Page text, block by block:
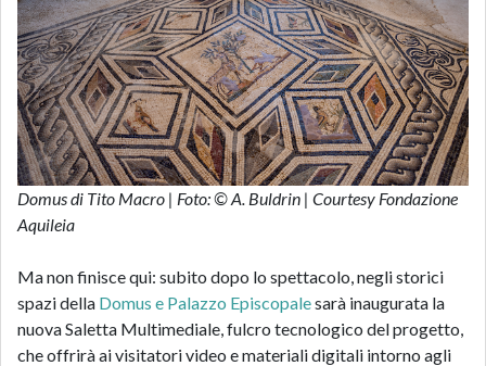
Domus di Tito Macro | Foto: © A. Buldrin | Courtesy Fondazione
Aquileia
Ma non finisce qui: subito dopo lo spettacolo, negli storici
spazi della Domus e Palazzo Episcopalesarà inaugurata la
nuova Saletta Multimediale, fulcro tecnologico del progetto,
che offrirà ai visitatori video e materiali digitali intorno agli